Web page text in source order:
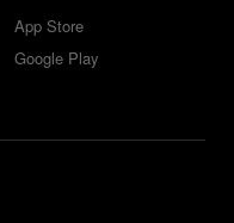
App Store
Google Play